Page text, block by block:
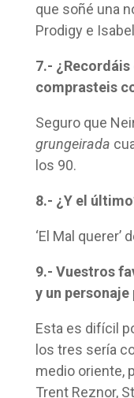
que soñé una
Prodigy e
7.-
comprasteis
Seguro que
grungeirada
los 90.
8.- ¿Y el
‘El Mal querer’
9.- Vuestros
y un personaje
Esta es difícil
los tres sería
medio oriente,
Trent Reznor,